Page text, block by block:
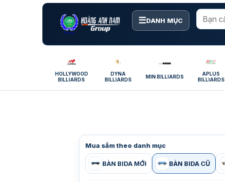
☰DANH MỤC
HOLLYWOOD
BILLIARDS
DYNA
BILLIARDS
MIN BILLIARDS
APLUS
BILLIARDS
Mua sắm theo danh mục
BÀN BIDA MỚI BÀN BIDA CŨ